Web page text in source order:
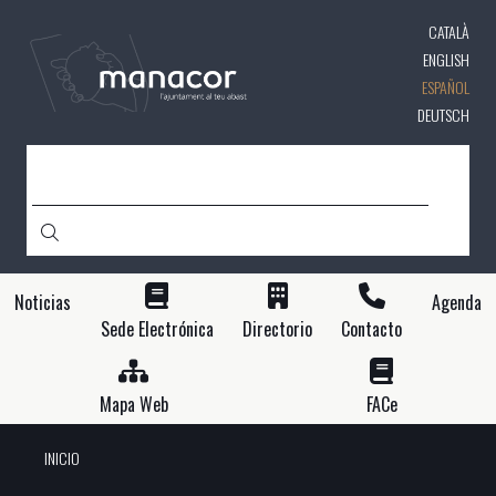
contenido
principal
CATALÀ
ENGLISH
ESPAÑOL
DEUTSCH
Noticias
Sede Electrónica
Directorio Contacto
Agenda
Mapa Web FACe
INICIO